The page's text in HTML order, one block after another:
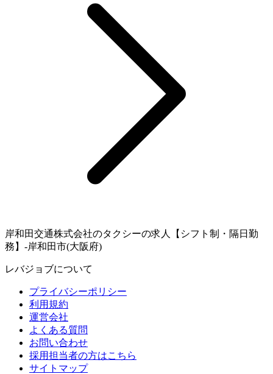
岸和田交通株式会社のタクシーの求人【シフト制・隔日勤
務】-岸和田市(大阪府)
レバジョブについて
プライバシーポリシー
利用規約
運営会社
よくある質問
お問い合わせ
採用担当者の方はこちら
サイトマップ